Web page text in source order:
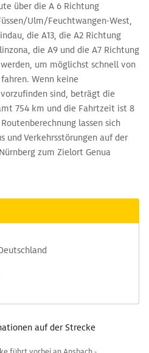
über die A 6 Richtung
Ulm/Feuchtwangen-West,
die A13, die A2 Richtung
die A9 und die A7 Richtung
um möglichst schnell von
Wenn keine
sind, beträgt die
754 km und die Fahrtzeit ist 8
lassen sich
und Verkehrsstörungen auf der
zum Zielort Genua
auf der Strecke